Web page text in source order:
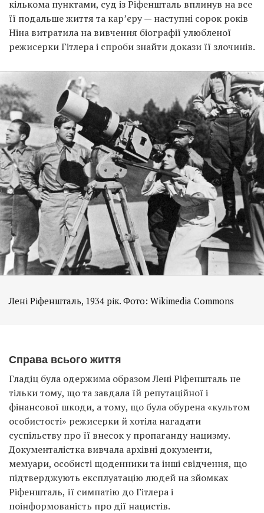
кількома пунктами, суд із Ріфеншталь вплинув на все
її подальше життя та кар’єру — наступні сорок років
Ніна витратила на вивчення біографії улюбленої
режисерки Гітлера і спроби знайти докази її злочинів.
Лені Ріфеншталь, 1934 рік. Фото: Wikimedia Commons
Справа всього життя
Гладіц була одержима образом Лені Ріфеншталь не
тільки тому, що та завдала їй репутаційної і
фінансової шкоди, а тому, що була обурена «культом
особистості» режисерки й хотіла нагадати
суспільству про її внесок у пропаганду нацизму.
Документалістка вивчала архівні документи,
мемуари, особисті щоденники та інші свідчення, що
підтверджують експлуатацію людей на зйомках
Ріфеншталь, її симпатію до Гітлера і
поінформованість про дії нацистів.